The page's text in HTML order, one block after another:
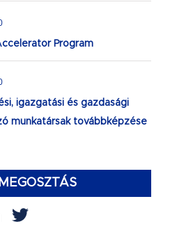
Program
igazgatási és gazdasági
munkatársak továbbképzése
MEGOSZTÁS
LinkedIn